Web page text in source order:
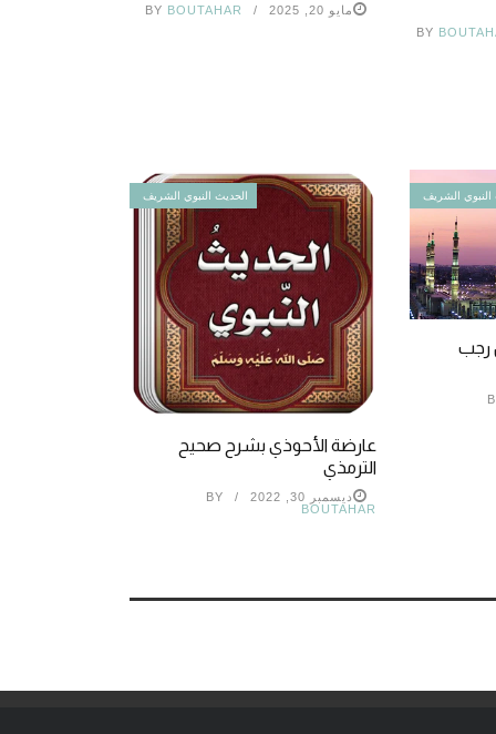
مايو 20, 2025 BY BOUTAHAR
BY
الحديث النبوي الشريف
عارضة الأحوذي بشرح صحيح
الترمذي
ديسمبر 30, 2022
BY
BOUTAHAR
النبوي الشريف
رجب